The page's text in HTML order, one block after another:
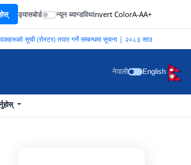
ड्यासबोर्ड न्यून ब्यान्डविथInvert ColorA-AA+
सूची (रोस्टर) तयार गर्ने सम्बन्धमा सूचना | २०८३ साउन २०
नेपाली English